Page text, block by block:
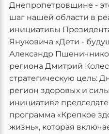
Днепропетровщине -
шаг нашей области в
инициативы
Януковича «Дети -
Александр
региона Дмитрий
стратегическую цель:
регион здоровых и
инициативе
программа «Крепкое
жизнь», которая